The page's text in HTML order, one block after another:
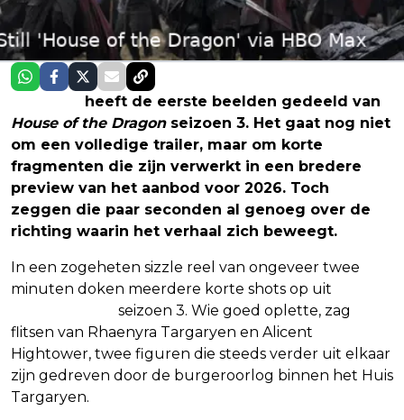
heeft de eerste beelden gedeeld van
House of the Dragonseizoen 3. Het gaat nog niet
om een volledige trailer, maar om korte
fragmenten die zijn verwerkt in een bredere
preview van het aanbod voor 2026. Toch
zeggen die paar seconden al genoeg over de
richting waarin het verhaal zich beweegt.
In een zogeheten sizzle reel van ongeveer twee
minuten doken meerdere korte shots op uit
seizoen 3. Wie goed oplette, zag
flitsen van Rhaenyra Targaryen en Alicent
Hightower, twee figuren die steeds verder uit elkaar
zijn gedreven door de burgeroorlog binnen het Huis
Targaryen.